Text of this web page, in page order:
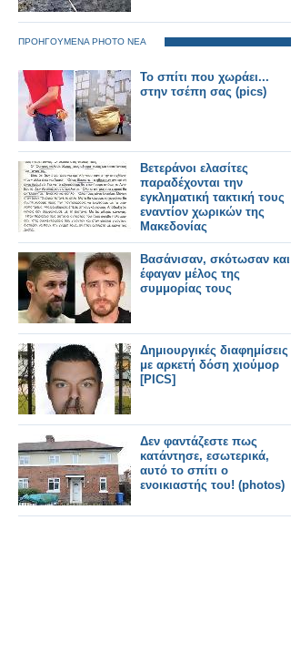
ΠΡΟΗΓΟΥΜΕΝΑ PHOTO ΝΕΑ
Το σπίτι που χωράει...
στην τσέπη σας (pics)
Βετεράνοι ελασίτες
παραδέχονται την
εγκληματική τακτική τους
εναντίον χωρικών της
Μακεδονίας
Βασάνισαν, σκότωσαν και
έφαγαν μέλος της
συμμορίας τους
Δημιουργικές διαφημίσεις
με αρκετή δόση χιούμορ
[PICS]
Δεν φαντάζεστε πως
κατάντησε, εσωτερικά,
αυτό το σπίτι ο
ενοικιαστής του! (photos)